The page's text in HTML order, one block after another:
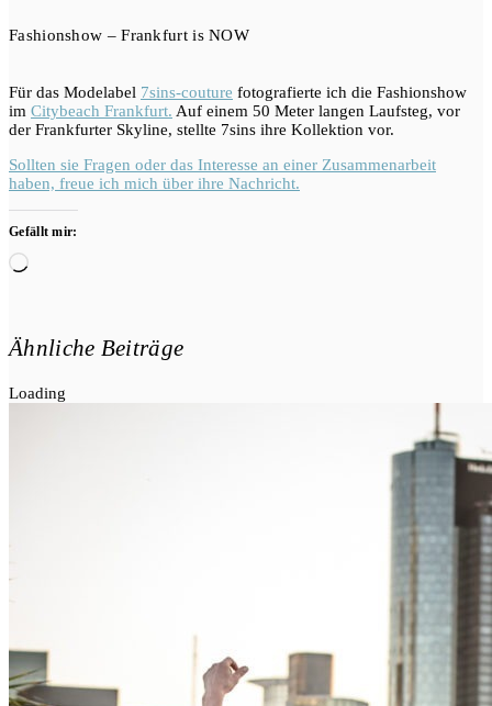
Fashionshow – Frankfurt is NOW
Für das Modelabel 7sins-couture fotografierte ich die Fashionshow
im Citybeach Frankfurt. Auf einem 50 Meter langen Laufsteg, vor
der Frankfurter Skyline, stellte 7sins ihre Kollektion vor.
Sollten sie Fragen oder das Interesse an einer Zusammenarbeit
haben, freue ich mich über ihre Nachricht.
Gefällt mir:
Wird
Ähnliche Beiträge
Loading